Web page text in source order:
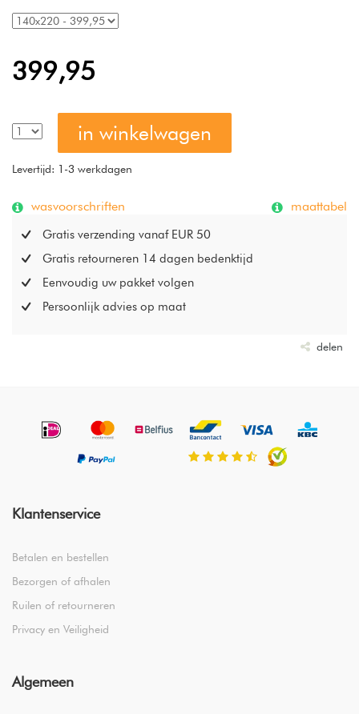
seizoenen plezierig slapen.
399,95
in winkelwagen
Levertijd: 1-3 werkdagen
wasvoorschriften maattabel
Gratis verzending vanaf EUR 50
Gratis retourneren 14 dagen bedenktijd
Eenvoudig uw pakket volgen
Persoonlijk advies op maat
delen
Klantenservice
Betalen en bestellen
Bezorgen of afhalen
Ruilen of retourneren
Privacy en Veiligheid
Algemeen